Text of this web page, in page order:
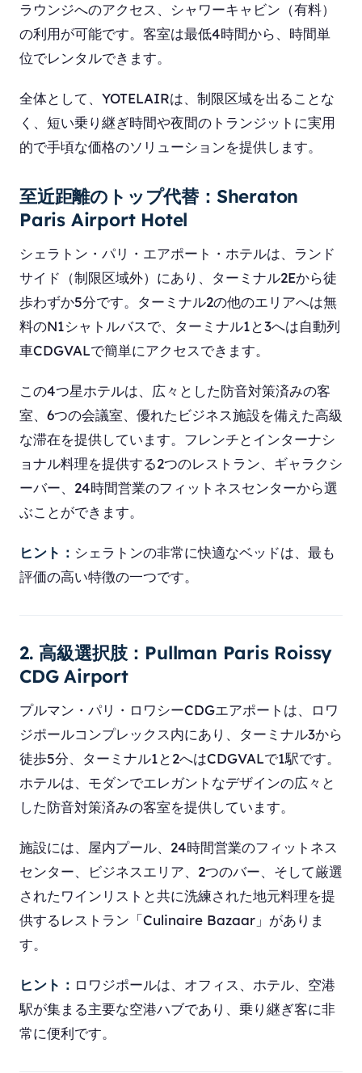
ラウンジへのアクセス、シャワーキャビン（有料）
の利用が可能です。客室は最低4時間から、時間単
位でレンタルできます。
全体として、YOTELAIRは、制限区域を出ることな
く、短い乗り継ぎ時間や夜間のトランジットに実用
的で手頃な価格のソリューションを提供します。
至近距離のトップ代替：Sheraton
Paris Airport Hotel
シェラトン・パリ・エアポート・ホテルは、ランド
サイド（制限区域外）にあり、ターミナル2Eから徒
歩わずか5分です。ターミナル2の他のエリアへは無
料のN1シャトルバスで、ターミナル1と3へは自動列
車CDGVALで簡単にアクセスできます。
この4つ星ホテルは、広々とした防音対策済みの客
室、6つの会議室、優れたビジネス施設を備えた高級
な滞在を提供しています。フレンチとインターナシ
ョナル料理を提供する2つのレストラン、ギャラクシ
ーバー、24時間営業のフィットネスセンターから選
ぶことができます。
ヒント： シェラトンの非常に快適なベッドは、最も
評価の高い特徴の一つです。
2. 高級選択肢：Pullman Paris Roissy
CDG Airport
プルマン・パリ・ロワシーCDGエアポートは、ロワ
ジポールコンプレックス内にあり、ターミナル3から
徒歩5分、ターミナル1と2へはCDGVALで1駅です。
ホテルは、モダンでエレガントなデザインの広々と
した防音対策済みの客室を提供しています。
施設には、屋内プール、24時間営業のフィットネス
センター、ビジネスエリア、2つのバー、そして厳選
されたワインリストと共に洗練された地元料理を提
供するレストラン「Culinaire Bazaar」がありま
す。
ヒント： ロワジポールは、オフィス、ホテル、空港
駅が集まる主要な空港ハブであり、乗り継ぎ客に非
常に便利です。